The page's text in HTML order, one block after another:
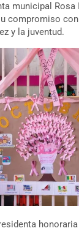
municipal Rosa
compromiso
y la juventud.
honoraria